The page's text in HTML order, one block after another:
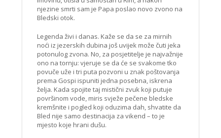
njezine smrti sam je Papa poslao novo zvono na
Bledski otok.
Legenda živi i danas. Kaže se da se za mirnih
noći iz jezerskih dubina još uvijek može čuti jeka
potonulog zvona. No, za posjetitelje je najvažnije
ono na tornju: vjeruje se da će se svakome tko
povuče uže i tri puta pozvoni u znak poštovanja
prema Gospi ispuniti jedna posebna, iskrena
želja. Kada spojite taj mistični zvuk koji putuje
površinom vode, miris svježe pečene bledske
kremšnite i pogled koji oduzima dah, shvatite da
Bled nije samo destinacija za vikend – to je
mjesto koje hrani dušu.